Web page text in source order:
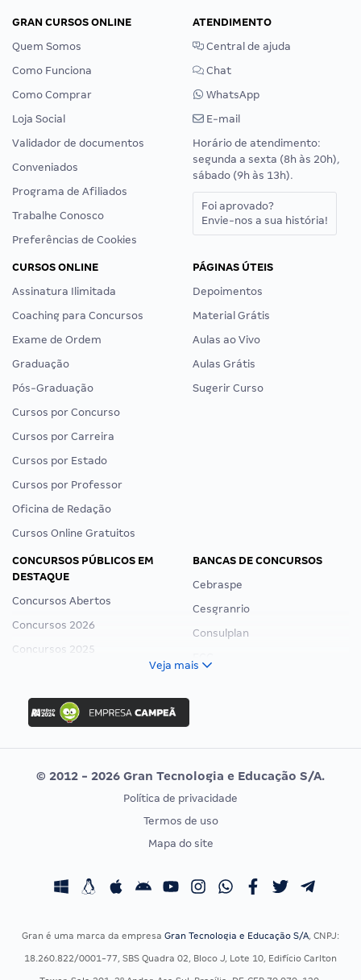
GRAN CURSOS ONLINE
Quem Somos
Como Funciona
Como Comprar
Loja Social
Validador de documentos
Conveniados
Programa de Afiliados
Trabalhe Conosco
Preferências de Cookies
ATENDIMENTO
Central de ajuda
Chat
WhatsApp
E-mail
Horário de atendimento:
segunda a sexta (8h às 20h),
sábado (9h às 13h).
Foi aprovado?
Envie-nos a sua história!
CURSOS ONLINE
Assinatura Ilimitada
Coaching para Concursos
Exame de Ordem
Graduação
Pós-Graduação
Cursos por Concurso
Cursos por Carreira
Cursos por Estado
Cursos por Professor
Oficina de Redação
Cursos Online Gratuitos
PÁGINAS ÚTEIS
Depoimentos
Material Grátis
Aulas ao Vivo
Aulas Grátis
Sugerir Curso
CONCURSOS PÚBLICOS EM
DESTAQUE
Concursos Abertos
Concursos 2026
Concursos 2025
Concurso Ibama
Concurso MPU
Editais publicados
BANCAS DE CONCURSOS
Cebraspe
Cesgranrio
Consulplan
Vunesp
CONCURSOS POR PROFISSÃO
Concursos Fiscais
EXAME DE ORDEM
Calendário OAB
Veja mais
© 2012 - 2026 Gran Tecnologia e Educação S/A.
Política de privacidade
Termos de uso
Mapa do site
Gran é uma marca da empresa Gran Tecnologia e Educação S/A, CNPJ:
18.260.822/0001-77, SBS Quadra 02, Bloco J, Lote 10, Edifício Carlton